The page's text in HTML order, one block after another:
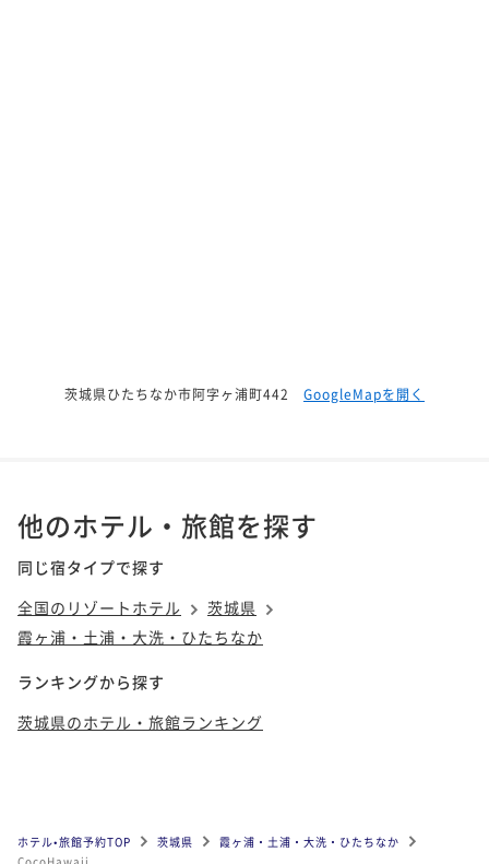
茨城県ひたちなか市阿字ヶ浦町442 GoogleMapを開く
他のホテル・旅館を探す
同じ宿タイプで探す
全国のリゾートホテル
茨城県
霞ヶ浦・土浦・大洗・ひたちなか
ランキングから探す
茨城県のホテル・旅館ランキング
ホテル•旅館予約TOP 茨城県
霞ヶ浦・土浦・大洗・ひたちなか